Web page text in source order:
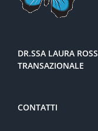
DR.SSA LAURA
TRANSAZIONALE
CONTATTI